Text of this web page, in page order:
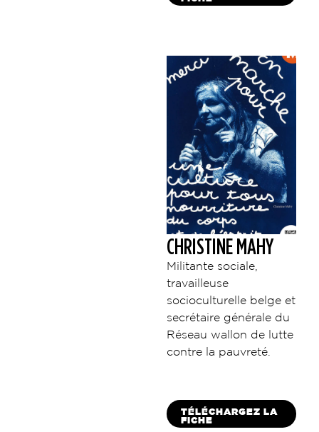
CHRISTINE MAHY
Militante sociale,
travailleuse
socioculturelle belge et
secrétaire générale du
Réseau wallon de lutte
contre la pauvreté.
TÉLÉCHARGEZ LA
FICHE